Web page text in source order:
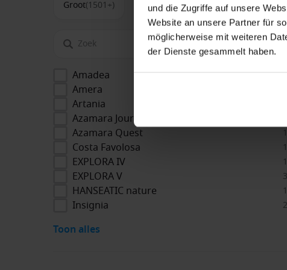
und die Zugriffe auf unsere
Website an unsere Partner für
möglicherweise mit weiteren
der Dienste gesammelt haben.
Groot(1501+)
Amadea
Amera
Artania
Azamara Journey
Azamara Quest 1
Costa Favolosa 1
EXPLORA IV 1
EXPLORA V 3
HANSEATIC nature 1
Insignia 2
Toon alles